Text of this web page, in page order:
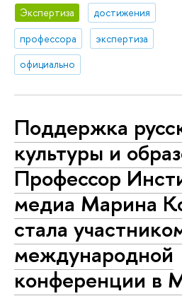
Экспертиза
достижения
профессора
экспертиза
официально
Поддержка
культуры и
Профессор
медиа Марина
стала
международной
конференции в